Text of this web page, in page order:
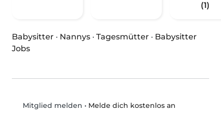
(1)
Babysitter · Nannys · Tagesmütter · Babysitter
Jobs
Mitglied melden • Melde dich kostenlos an